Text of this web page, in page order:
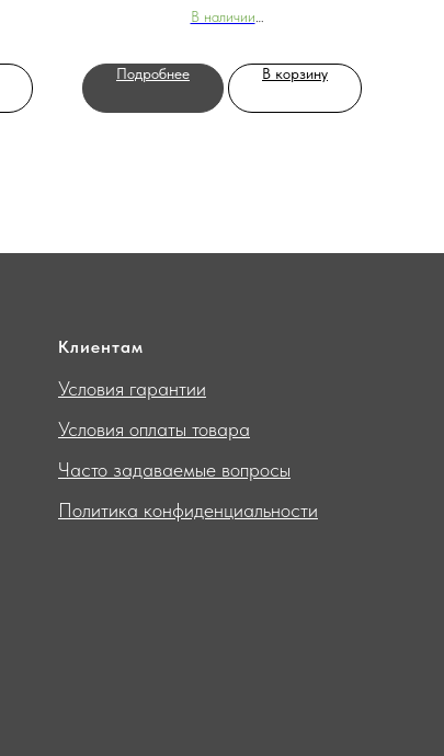
В наличии
Подробнее
В корзину
Клиентам
Условия гарантии
Условия оплаты товара
Часто задаваемые вопросы
Политика конфиденциальности